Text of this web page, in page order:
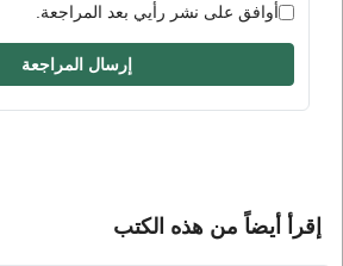
أوافق على نشر رأيي بعد المراجعة.
إرسال المراجعة
إقرأ أيضاً من هذه الكتب